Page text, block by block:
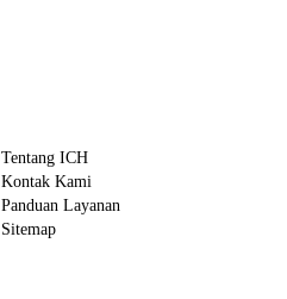
Tentang ICH
Kontak Kami
Panduan Layanan
Sitemap